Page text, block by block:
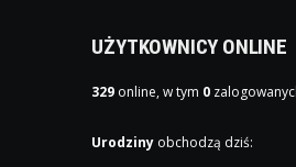
UŻYTKOWNICY ONLINE
329 online, w tym 0
Urodziny obchodzą dziś: